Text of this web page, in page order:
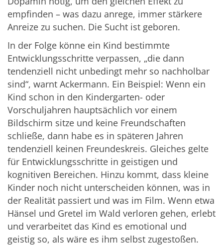
empfinden – was dazu anrege, immer stärkere
Anreize zu suchen. Die Sucht ist geboren.
In der Folge könne ein Kind bestimmte
Entwicklungsschritte verpassen, „die dann
tendenziell nicht unbedingt mehr so nachholbar
sind“, warnt Ackermann. Ein Beispiel: Wenn ein
Kind schon in den Kindergarten- oder
Vorschuljahren hauptsächlich vor einem
Bildschirm sitze und keine Freundschaften
schließe, dann habe es in späteren Jahren
tendenziell keinen Freundeskreis. Gleiches gelte
für Entwicklungsschritte in geistigen und
kognitiven Bereichen. Hinzu kommt, dass kleine
Kinder noch nicht unterscheiden können, was in
der Realität passiert und was im Film. Wenn etwa
Hänsel und Gretel im Wald verloren gehen, erlebt
und verarbeitet das Kind es emotional und
geistig so, als wäre es ihm selbst zugestoßen.